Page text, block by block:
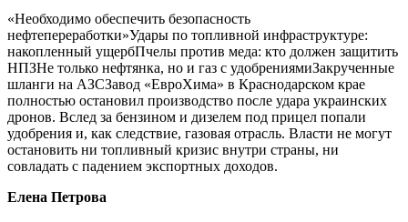
«Необходимо обеспечить безопасность
нефтепереработки»Удары по топливной инфраструктуре:
накопленный ущербПчелы против меда: кто должен защитить
НПЗНе только нефтянка, но и газ с удобрениямиЗакрученные
шланги на АЗСЗавод «ЕвроХима» в Краснодарском крае
полностью остановил производство после удара украинских
дронов. Вслед за бензином и дизелем под прицел попали
удобрения и, как следствие, газовая отрасль. Власти не могут
остановить ни топливный кризис внутри страны, ни
совладать с падением экспортных доходов.
Елена Петрова